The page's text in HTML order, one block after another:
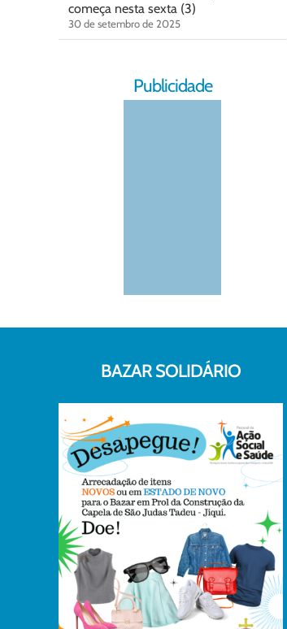
começa nesta sexta (3)
30 de setembro de 2025
Publicidade
BAZAR SOLIDÁRIO